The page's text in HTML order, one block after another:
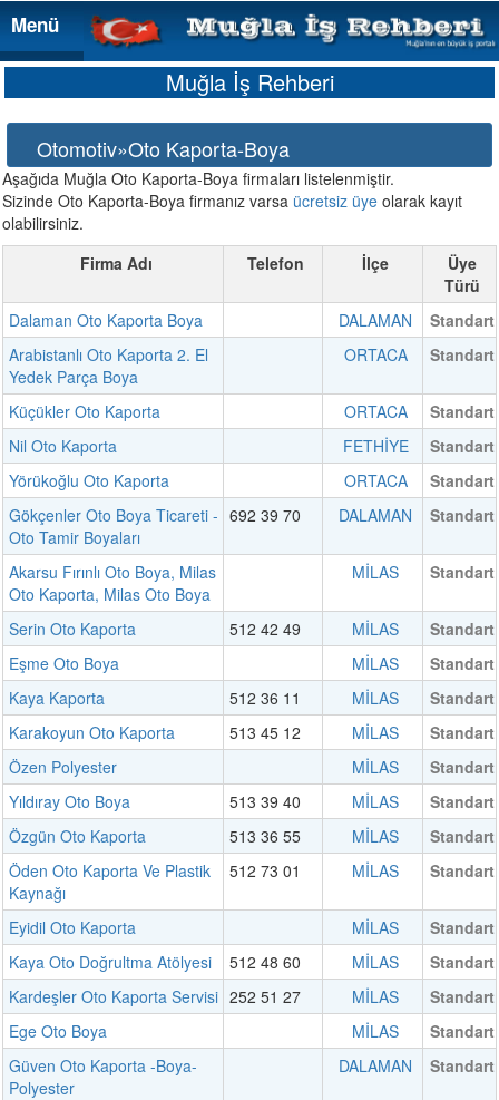
Menü
Menü
Muğla İş Rehberi
Otomotiv»Oto Kaporta-Boya
Aşağıda Muğla Oto Kaporta-Boya firmaları listelenmiştir.
Sizinde Oto Kaporta-Boya firmanız varsa ücretsiz üye olarak kayıt
olabilirsiniz.
Firma Adı
Telefon İlçe
Üye
Türü
Dalaman Oto Kaporta Boya
DALAMAN
Standart
Arabistanlı Oto Kaporta 2. El
Yedek Parça Boya
ORTACA Standart
Küçükler Oto Kaporta ORTACA
Standart
Nil Oto Kaporta
FETHİYE
Standart
Yörükoğlu Oto Kaporta
ORTACA
Standart
Gökçenler Oto Boya Ticareti -
Oto Tamir Boyaları
692 39 70 DALAMAN Standart
Akarsu Fırınlı Oto Boya, Milas
Oto Kaporta, Milas Oto Boya
MİLAS Standart
Serin Oto Kaporta 512 42 49 MİLAS
Standart
Eşme Oto Boya
MİLAS
Standart
Kaya Kaporta
512 36 11 MİLAS
Standart
Karakoyun Oto Kaporta
513 45 12 MİLAS
Standart
Özen Polyester
MİLAS
Standart
Yıldıray Oto Boya
513 39 40 MİLAS
Standart
Özgün Oto Kaporta
513 36 55 MİLAS
Standart
Öden Oto Kaporta Ve Plastik
Kaynağı
512 73 01 MİLAS Standart
Eyidil Oto Kaporta MİLAS
Standart
Kaya Oto Doğrultma Atölyesi
512 48 60 MİLAS
Standart
Kardeşler Oto Kaporta Servisi 252 51 27 MİLAS
Standart
Ege Oto Boya
MİLAS
Standart
Güven Oto Kaporta -Boya-
Polyester
DALAMAN Standart